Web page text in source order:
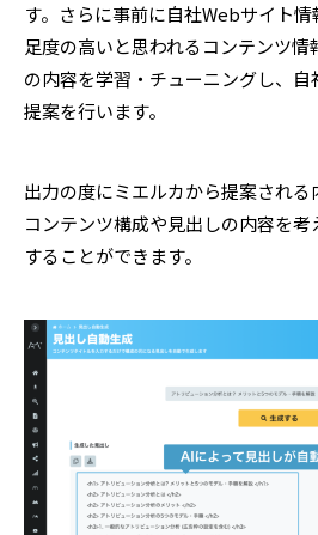
す。さらに事前に自社Webサイト
足度の高いと思われるコンテンツ情
の内容を学習・チューニングし、
提案を行います。
出力の度にミエルカから提案される
コンテンツ構成や見出しの内容を
することができます。